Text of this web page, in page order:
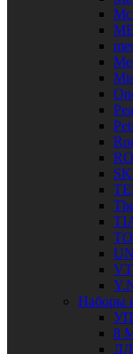
VT
Наборы
8